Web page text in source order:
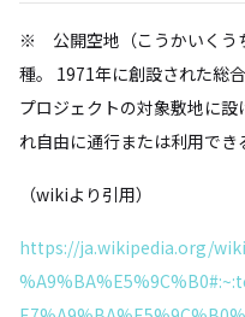
※ 公開空地（こうかいくう
種。 1971年に創設された総
プロジェクトの対象敷地に
れ自由に通行または利用でき
（wikiより引用）
https://ja.wikipedia.org/